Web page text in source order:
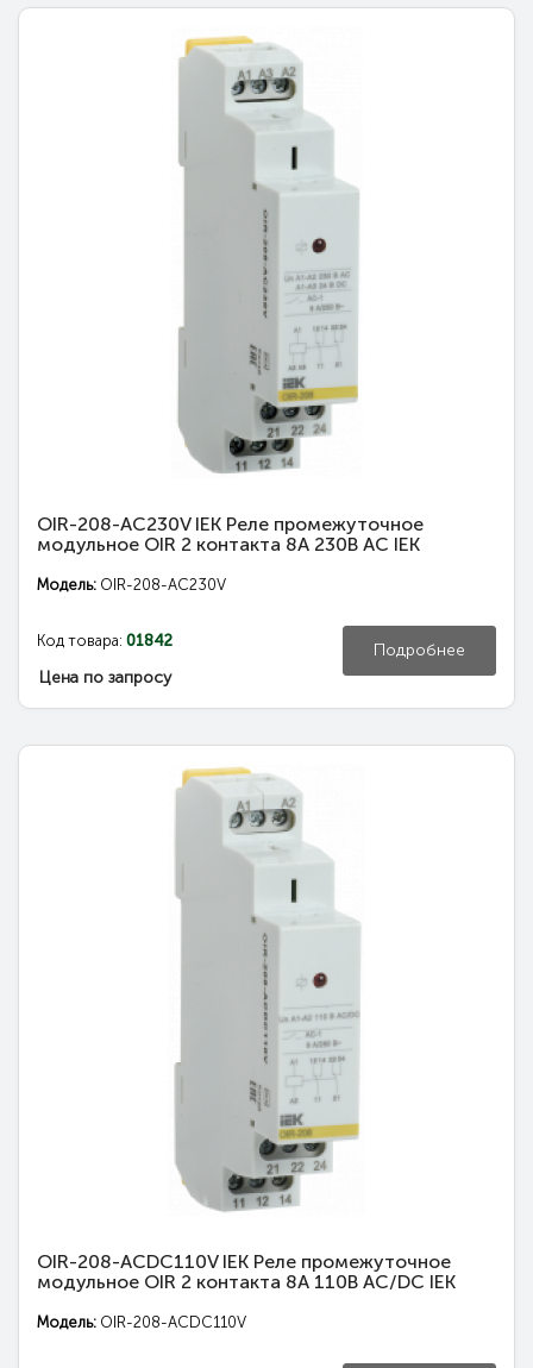
OIR-208-AC230V IEK Реле промежуточное
модульное OIR 2 контакта 8А 230В AC IEK
Модель: OIR-208-AC230V
Код товара: 01842
Цена по запросу
Подробнее
OIR-208-ACDC110V IEK Реле промежуточное
модульное OIR 2 контакта 8А 110В AC/DC IEK
Модель: OIR-208-ACDC110V